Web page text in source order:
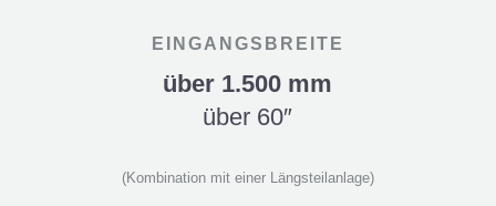
EINGANGSBREITE
über 1.500 mm
über 60″
(Kombination mit einer Längsteilanlage)